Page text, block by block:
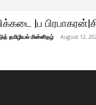
|ப
தமிழியல் மின்னிதழ் - August 12,